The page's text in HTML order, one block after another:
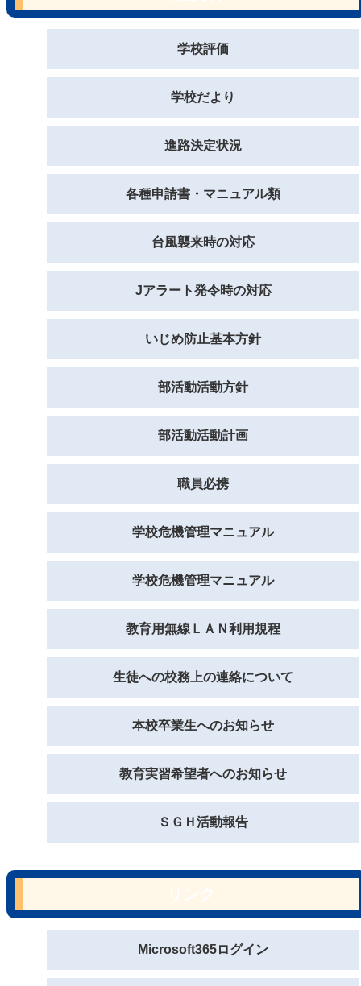
学校評価
学校だより
進路決定状況
各種申請書・マニュアル類
台風襲来時の対応
Jアラート発令時の対応
いじめ防止基本方針
部活動活動方針
部活動活動計画
職員必携
学校危機管理マニュアル
学校危機管理マニュアル
教育用無線ＬＡＮ利用規程
生徒への校務上の連絡について
本校卒業生へのお知らせ
教育実習希望者へのお知らせ
ＳＧＨ活動報告
Microsoft365ログイン